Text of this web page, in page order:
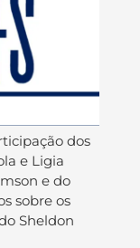
dos
e Ligia
e do
sobre os
Sheldon